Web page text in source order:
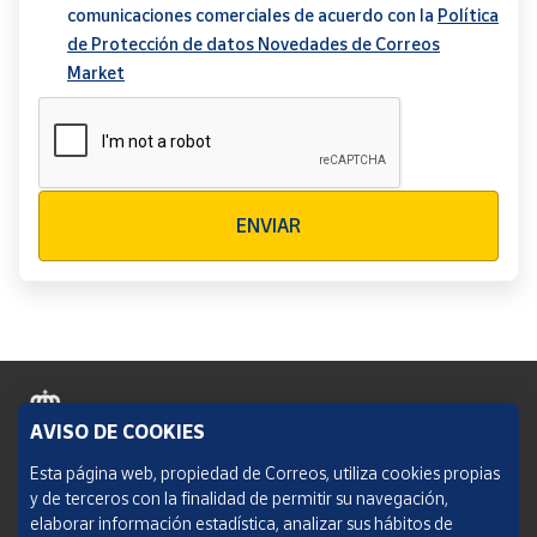
comunicaciones comerciales de acuerdo con la Política
de Protección de datos Novedades de Correos
Market
ENVIAR
Política de cookies
Aviso legal
AVISO DE COOKIES
Esta página web, propiedad de Correos, utiliza cookies propias
y de terceros con la finalidad de permitir su navegación,
elaborar información estadística, analizar sus hábitos de